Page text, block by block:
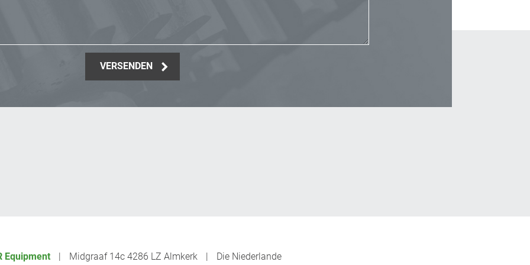
VERSENDEN
Equipment Midgraaf 14c 4286 LZ Almkerk Die Niederlande